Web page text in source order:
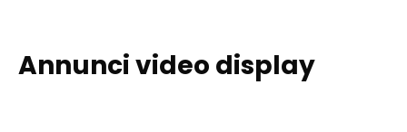
Annunci video display